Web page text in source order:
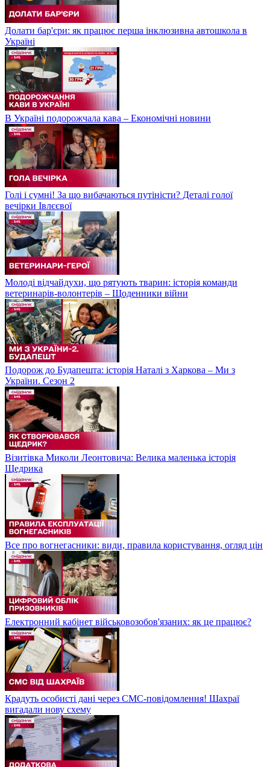
Долати бар'єри: як працює перша інклюзивна автошкола в
Україні
В Україні подорожчала кава – Економічні новини
Голі і сумні! За що вибачаються путіністи? Деталі голої
вечірки Івлєєвої
Молоді відчайдухи, що рятують тварин: історія команди
ветеринарів-волонтерів – Щоденники війни
Подорож до Будапешта: історія Наталі з Харкова – Ми з
України. Сезон 2
Візитівка Миколи Леонтовича: Велика маленька історія
Щедрика
Все про вогнегасники: види, правила користування, огляд цін
Електронний кабінет військовозобов'язаних: як це працює?
Крадуть особисті дані через СМС-повідомлення! Шахраї
вигадали нову схему